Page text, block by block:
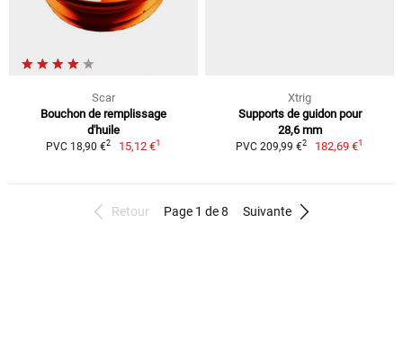
Scar
Bouchon de remplissage
d'huile
PVC 18,90 €2 15,12 €1
Xtrig
Supports de guidon pour
28,6 mm
PVC 209,99 €2 182,69 €1
Retour Page 1 de 8 Suivante